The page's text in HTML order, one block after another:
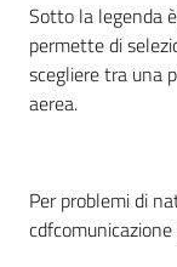
Sotto la legenda
permette di
scegliere tra una
aerea.
Per problemi di